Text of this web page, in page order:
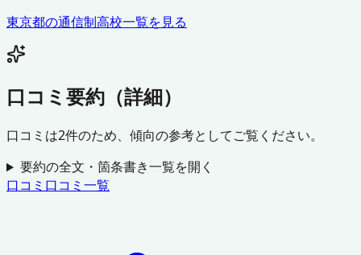
東京都の通信制高校一覧を見る
口コミ要約（詳細）
口コミは2件のため、傾向の参考としてご覧ください。
要約の全文・箇条書き一覧を開く
口コミ 口コミ一覧